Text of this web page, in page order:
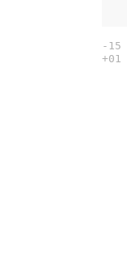
-15
+01